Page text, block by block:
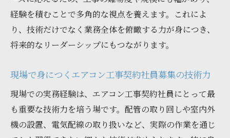
経験を積むことで多角的な視点を養えます。これによ
り、技術だけでなく業務全体を俯瞰する力が身につき、
将来的なリーダーシップにもつながります。
現場で身につくエアコン工事契約社員募集の技術力
現場での実務経験は、エアコン工事契約社員にとって最
も重要な技術力を培う場です。配管の取り回しや室内外
機の設置、電気配線の取り扱いなど、実際の作業を通じ